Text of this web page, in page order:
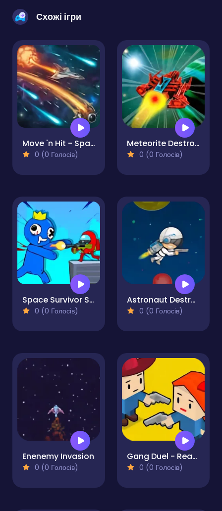
Схожі ігри
Move 'n Hit - Space
0 (0 Голосів)
Meteorite Destroyer
0 (0 Голосів)
Space Survivor Shooting
0 (0 Голосів)
Astronaut Destroyer
0 (0 Голосів)
Enenemy Invasion
0 (0 Голосів)
Gang Duel - Ready Steady Bang!
0 (0 Голосів)